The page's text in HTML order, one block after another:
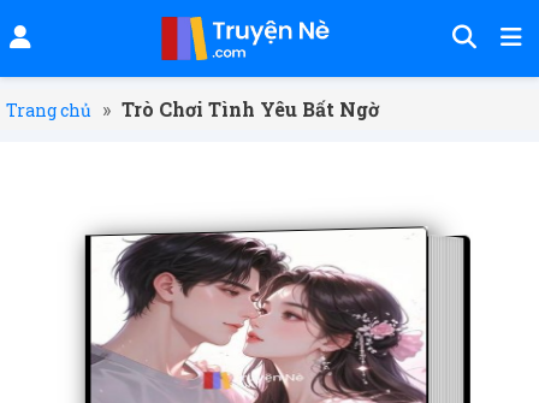
Trang chủ » Trò Chơi Tình Yêu Bất Ngờ